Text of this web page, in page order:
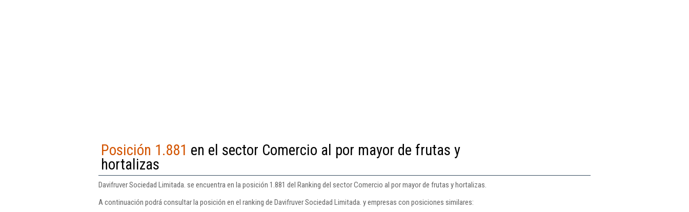
Posición 1.881 en el sector Comercio al por mayor de frutas y
hortalizas
Davifruver Sociedad Limitada. se encuentra en la posición 1.881 del Ranking del sector Comercio al por mayor de frutas y hortalizas.
A continuación podrá consultar la posición en el ranking de Davifruver Sociedad Limitada. y empresas con posiciones similares: